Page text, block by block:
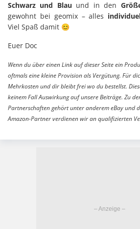
Schwarz und Blau und in den
gewohnt bei geomix – alles
Viel Spaß damit 😊
Euer Doc
Wenn du über einen Link auf dieser Seite ein
oftmals eine kleine Provision als Vergütung. Für
Mehrkosten und dir bleibt frei wo du bestellst.
keinem Fall Auswirkung auf unsere Beiträge. Zu
Partnerschaften gehört unter anderem eBay und
Amazon-Partner verdienen wir an qualifizierten